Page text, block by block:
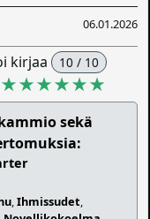
06.01.2026
kirjaa 10 / 10
sekä
,Ihmissudet,